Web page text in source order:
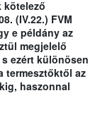
kötelező
(IV.22.) FVM
e példány az
megjelelő
ezért különösen
termesztőktől az
haszonnal